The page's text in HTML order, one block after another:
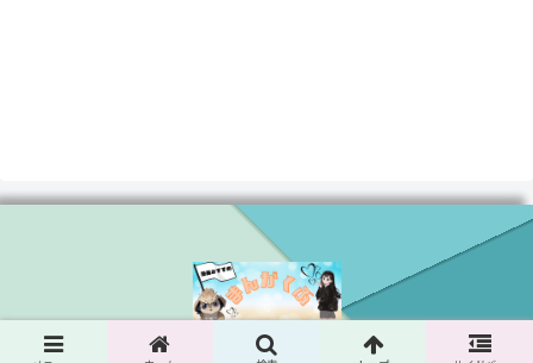
© 2024 まんがくぶ.